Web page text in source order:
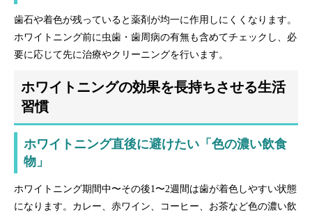
歯石や着色が残っていると薬剤が均一に作用しにくくなります。
ホワイトニング前に虫歯・歯周病の有無も含めてチェックし、必
要に応じて先に治療やクリーニングを行います。
ホワイトニングの効果を長持ちさせる生活
習慣
ホワイトニング直後に避けたい「色の濃い飲食
物」
ホワイトニング期間中〜その後1〜2週間は歯が着色しやすい状態
になります。カレー、赤ワイン、コーヒー、お茶など色の濃い飲